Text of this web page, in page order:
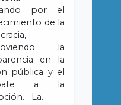
por el
de la
la
en la
pública y el
a la
La…